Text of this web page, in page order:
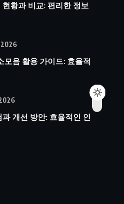
황과 비교: 편리한 정보
2026
모음 활용 가이드: 효율적
개선 방안: 효율적인 인